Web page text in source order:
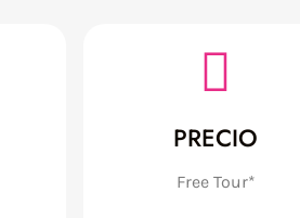
PRECIO
Free Tour*